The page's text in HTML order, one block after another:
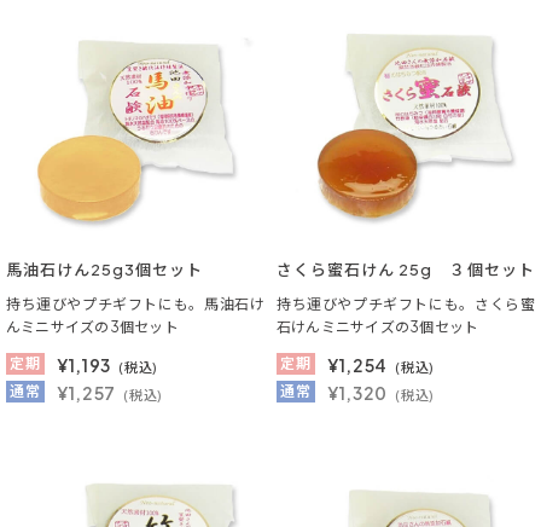
馬油石けん25g3個セット
持ち運びやプチギフトにも。馬油石け
んミニサイズの3個セット
定期
¥1,193 (税込)
通常 ¥1,257 (税込)
さくら蜜石けん 25g ３個セット
持ち運びやプチギフトにも。さくら蜜
石けんミニサイズの3個セット
定期
¥1,254 (税込)
通常 ¥1,320 (税込)